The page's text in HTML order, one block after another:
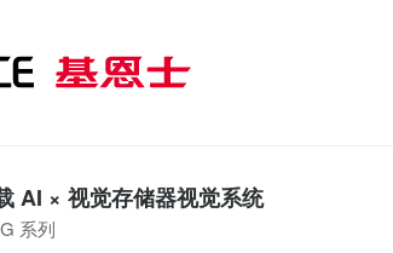
AI × 视觉存储器视觉系统
系列